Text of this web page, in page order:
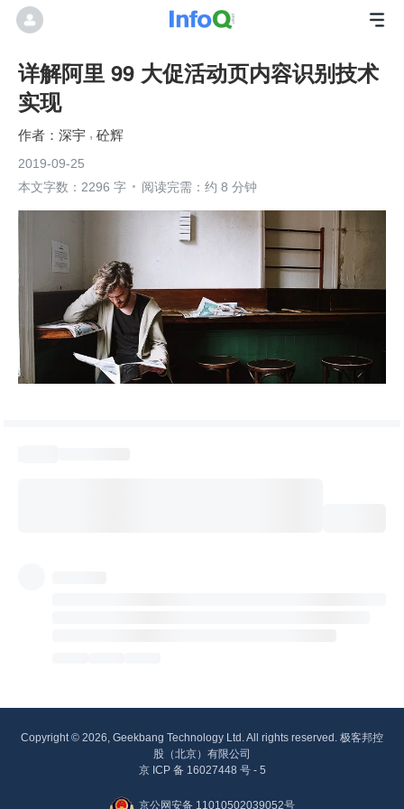
详解阿里 99 大促活动页内容识别技术
实现
深宇 砼辉
2019-09-25
本文字数：2296 字
阅读完需：约 8 分钟
Copyright © 2026, Geekbang Technology Ltd. All rights reserved. 极客邦控
股（北京）有限公司
京 ICP 备 16027448 号 - 5
京公网安备 11010502039052号